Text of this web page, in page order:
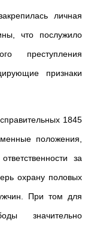
личная
что послужило
преступления
признаки
1845
положения,
за
охрану половых
При том для
значительно